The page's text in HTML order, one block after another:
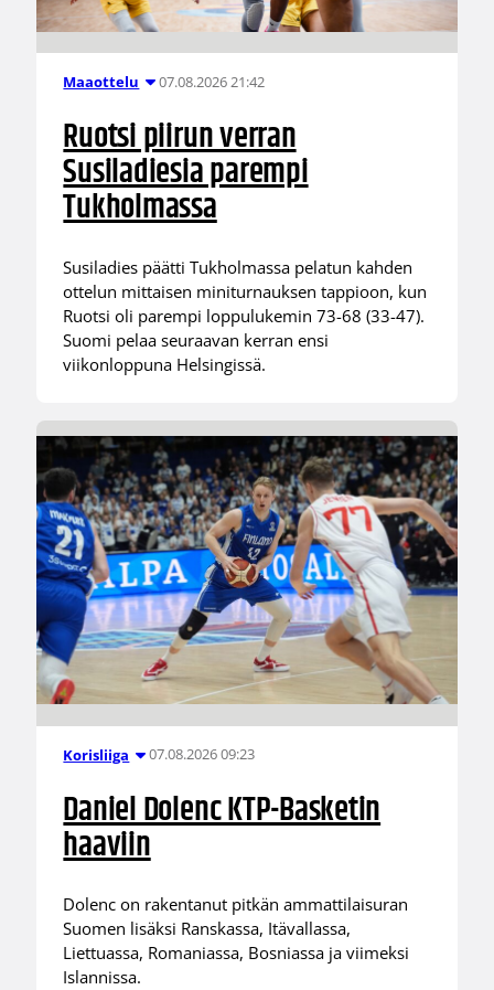
Maaottelu 07.08.2026 21:42
Ruotsi piirun verran
Susiladiesia parempi
Tukholmassa
Susiladies päätti Tukholmassa pelatun kahden
ottelun mittaisen miniturnauksen tappioon, kun
Ruotsi oli parempi loppulukemin 73-68 (33-47).
Suomi pelaa seuraavan kerran ensi
viikonloppuna Helsingissä.
Korisliiga 07.08.2026 09:23
Daniel Dolenc KTP-Basketin
haaviin
Dolenc on rakentanut pitkän ammattilaisuran
Suomen lisäksi Ranskassa, Itävallassa,
Liettuassa, Romaniassa, Bosniassa ja viimeksi
Islannissa.